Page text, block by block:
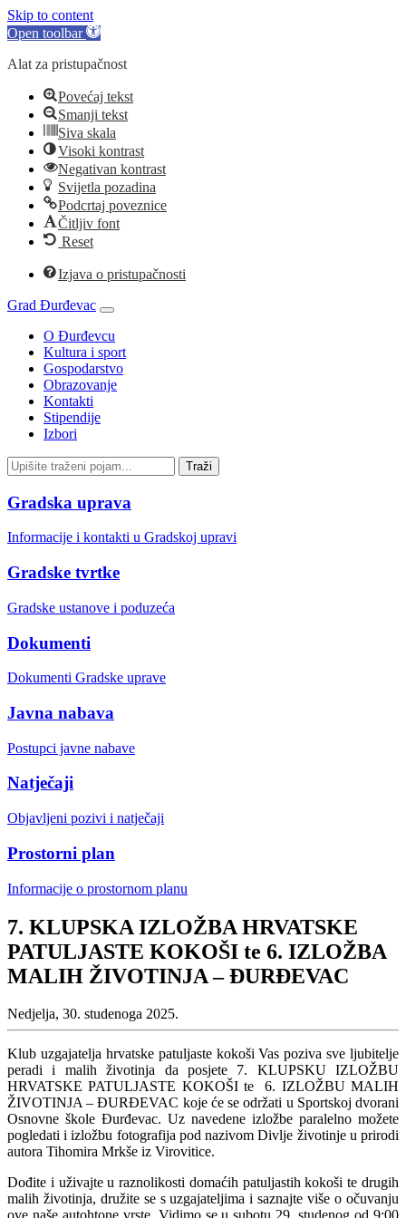
Skip to content
Open toolbar
Alat za pristupačnost
Povećaj tekst
Smanji tekst
Siva skala
Visoki kontrast
Negativan kontrast
Svijetla pozadina
Podcrtaj poveznice
Čitljiv font
Reset
Izjava o pristupačnosti
Grad Đurđevac
O Đurđevcu
Kultura i sport
Gospodarstvo
Obrazovanje
Kontakti
Stipendije
Izbori
Gradska uprava
Informacije i kontakti u Gradskoj upravi
Gradske tvrtke
Gradske ustanove i poduzeća
Dokumenti
Dokumenti Gradske uprave
Javna nabava
Postupci javne nabave
Natječaji
Objavljeni pozivi i natječaji
Prostorni plan
Informacije o prostornom planu
7. KLUPSKA IZLOŽBA HRVATSKE
PATULJASTE KOKOŠI te 6. IZLOŽBA
MALIH ŽIVOTINJA – ĐURĐEVAC
Nedjelja, 30. studenoga 2025.
Klub uzgajatelja hrvatske patuljaste kokoši Vas poziva sve ljubitelje
peradi i malih životinja da posjete 7. KLUPSKU IZLOŽBU
HRVATSKE PATULJASTE KOKOŠI te 6. IZLOŽBU MALIH
ŽIVOTINJA – ĐURĐEVAC koje će se održati u Sportskoj dvorani
Osnovne škole Đurđevac. Uz navedene izložbe paralelno možete
pogledati i izložbu fotografija pod nazivom Divlje životinje u prirodi
autora Tihomira Mrkše iz Virovitice.
Dođite i uživajte u raznolikosti domaćih patuljastih kokoši te drugih
malih životinja, družite se s uzgajateljima i saznajte više o očuvanju